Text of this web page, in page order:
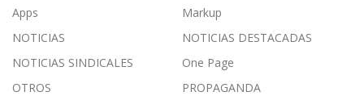
Apps
Markup
NOTICIAS
NOTICIAS DESTACADAS
NOTICIAS SINDICALES
One Page
OTROS
PROPAGANDA